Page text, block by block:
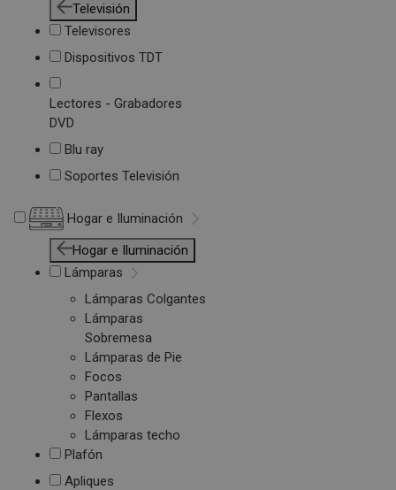
Televisión
Televisores
Dispositivos TDT
Lectores - Grabadores
DVD
Blu ray
Soportes Televisión
Hogar e Iluminación
Hogar e Iluminación
Lámparas
Lámparas Colgantes
Lámparas
Sobremesa
Lámparas de Pie
Focos
Pantallas
Flexos
Lámparas techo
Plafón
Apliques